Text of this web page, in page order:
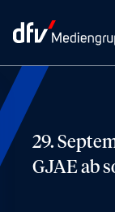
29.
GJAE ab